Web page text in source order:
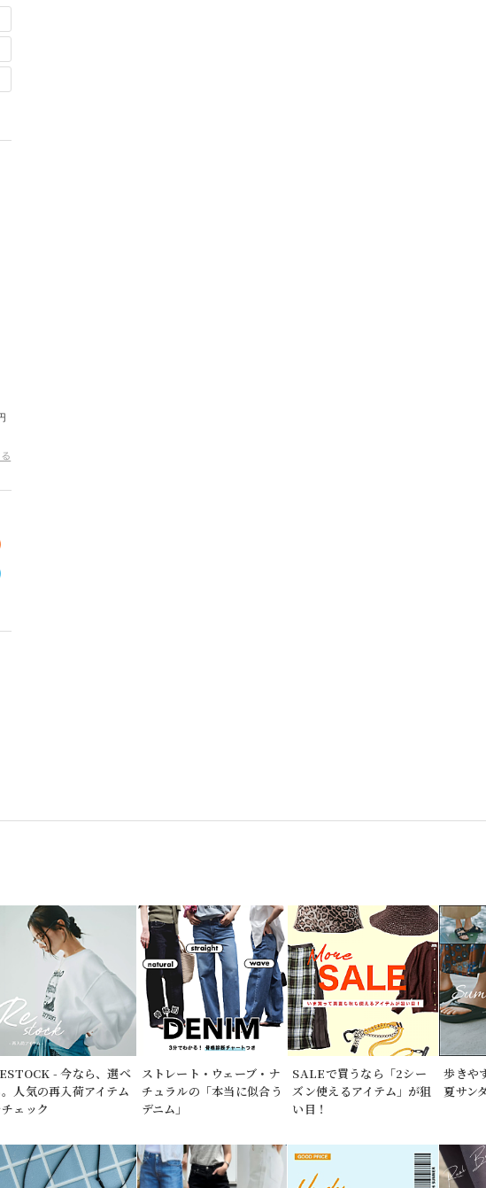
- 今なら、選べ
。人気の再入荷アイテム
ェック
ストレート・ウェーブ・ナ
チュラルの「本当に似合う
デニム」
SALEで買うなら「2シー
ズン使えるアイテム」が狙
い目！
歩きや
夏サン